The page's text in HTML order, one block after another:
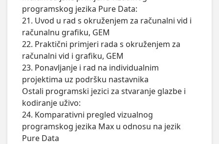
programskog jezika Pure Data:
21. Uvod u rad s okruženjem za računalni vid i
računalnu grafiku, GEM
22. Praktični primjeri rada s okruženjem za
računalni vid i grafiku, GEM
23. Ponavljanje i rad na individualnim
projektima uz podršku nastavnika
Ostali programski jezici za stvaranje glazbe i
kodiranje uživo:
24. Komparativni pregled vizualnog
programskog jezika Max u odnosu na jezik
Pure Data